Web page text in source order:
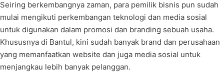
Seiring berkembangnya zaman, para pemilik bisnis pun sudah
mulai mengikuti perkembangan teknologi dan media sosial
untuk digunakan dalam promosi dan branding sebuah usaha.
Khususnya di Bantul, kini sudah banyak brand dan perusahaan
yang memanfaatkan website dan juga media sosial untuk
menjangkau lebih banyak pelanggan.